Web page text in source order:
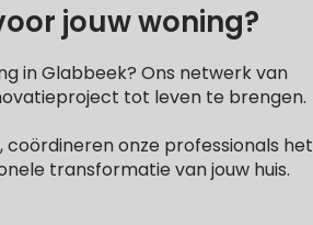
jouw woning?
in Glabbeek? Ons netwerk van
tot leven te brengen.
onze professionals het
transformatie van jouw huis.